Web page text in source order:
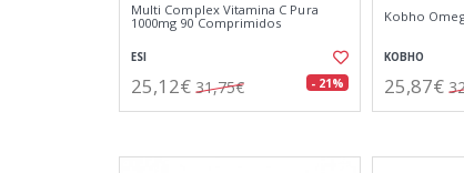
Multi Complex Vitamina C Pura
1000mg 90 Comprimidos
ESI
25,12€ 31,75€ - 21%
Kobho
KOBHO
25,87€